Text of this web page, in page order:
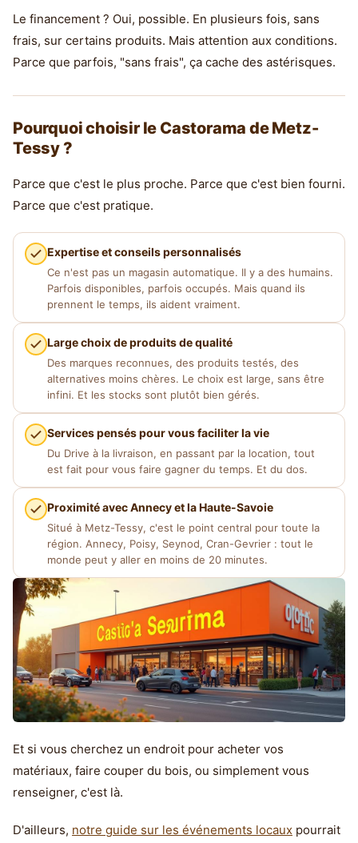
Le financement ? Oui, possible. En plusieurs fois, sans
frais, sur certains produits. Mais attention aux conditions.
Parce que parfois, "sans frais", ça cache des astérisques.
Pourquoi choisir le Castorama de Metz-
Tessy ?
Parce que c'est le plus proche. Parce que c'est bien fourni.
Parce que c'est pratique.
Expertise et conseils personnalisés
Ce n'est pas un magasin automatique. Il y a des humains.
Parfois disponibles, parfois occupés. Mais quand ils
prennent le temps, ils aident vraiment.
Large choix de produits de qualité
Des marques reconnues, des produits testés, des
alternatives moins chères. Le choix est large, sans être
infini. Et les stocks sont plutôt bien gérés.
Services pensés pour vous faciliter la vie
Du Drive à la livraison, en passant par la location, tout
est fait pour vous faire gagner du temps. Et du dos.
Proximité avec Annecy et la Haute-Savoie
Situé à Metz-Tessy, c'est le point central pour toute la
région. Annecy, Poisy, Seynod, Cran-Gevrier : tout le
monde peut y aller en moins de 20 minutes.
Et si vous cherchez un endroit pour acheter vos
matériaux, faire couper du bois, ou simplement vous
renseigner, c'est là.
D'ailleurs, notre guide sur les événements locaux pourrait